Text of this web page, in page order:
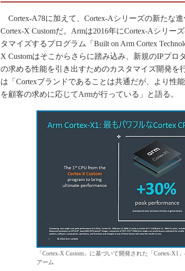
Cortex-A78に加えて、Cortex-Aシリーズの新たな
Cortex-X Customだ。Armは2016年にCortex-Aシリー
タマイズするプログラム「Built on Arm Cortex
X Customはそこからさらに踏み込み、新規のIPプロ
の求める性能を引き出すためのカスタマイズ開発を
は「Cortexブランドであることは共通だが、より性
を顧客の求めに応じてArmが行っている」と語る。
「Cortex-X Custom」に基づいて開発された「Cortex-X1
アーム